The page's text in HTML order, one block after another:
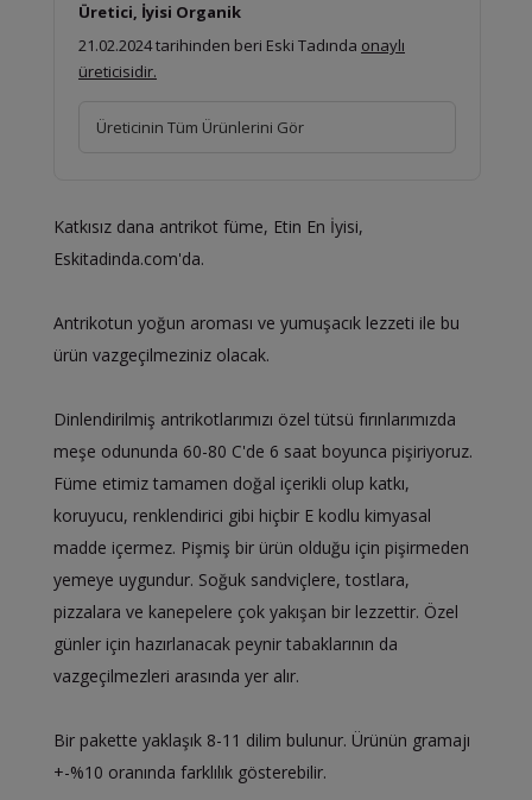
Üretici, İyisi Organik
21.02.2024 tarihinden beri Eski Tadında onaylı
üreticisidir.
Üreticinin Tüm Ürünlerini Gör
Katkısız dana antrikot füme, Etin En İyisi,
Eskitadinda.com'da.
Antrikotun yoğun aroması ve yumuşacık lezzeti ile bu
ürün vazgeçilmeziniz olacak.
Dinlendirilmiş antrikotlarımızı özel tütsü fırınlarımızda
meşe odununda 60-80 C'de 6 saat boyunca pişiriyoruz.
Füme etimiz tamamen doğal içerikli olup katkı,
koruyucu, renklendirici gibi hiçbir E kodlu kimyasal
madde içermez. Pişmiş bir ürün olduğu için pişirmeden
yemeye uygundur. Soğuk sandviçlere, tostlara,
pizzalara ve kanepelere çok yakışan bir lezzettir. Özel
günler için hazırlanacak peynir tabaklarının da
vazgeçilmezleri arasında yer alır.
Bir pakette yaklaşık 8-11 dilim bulunur. Ürünün gramajı
+-%10 oranında farklılık gösterebilir.